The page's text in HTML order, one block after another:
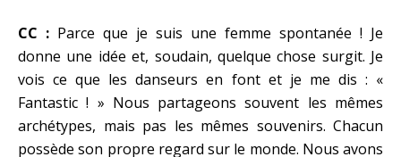
CC : Parce que je suis une femme spontanée ! Je
donne une idée et, soudain, quelque chose surgit. Je
vois ce que les danseurs en font et je me dis : «
Fantastic ! » Nous partageons souvent les mêmes
archétypes, mais pas les mêmes souvenirs. Chacun
possède son propre regard sur le monde. Nous avons